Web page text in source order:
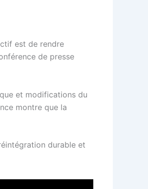
est de rendre
de presse
et modifications du
montre que la
durable et